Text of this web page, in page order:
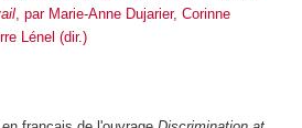
, par Marie-Anne Dujarier, Corinne
Lénel (dir.)